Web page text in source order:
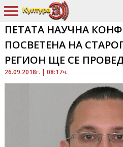
26.09.2018г. | 08:17ч.
ПЕТАТА НАУЧНА
ПОСВЕТЕНА НА
РЕГИОН ЩЕ СЕ